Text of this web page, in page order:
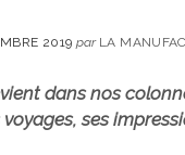
2019 parLA
dans nos
ses